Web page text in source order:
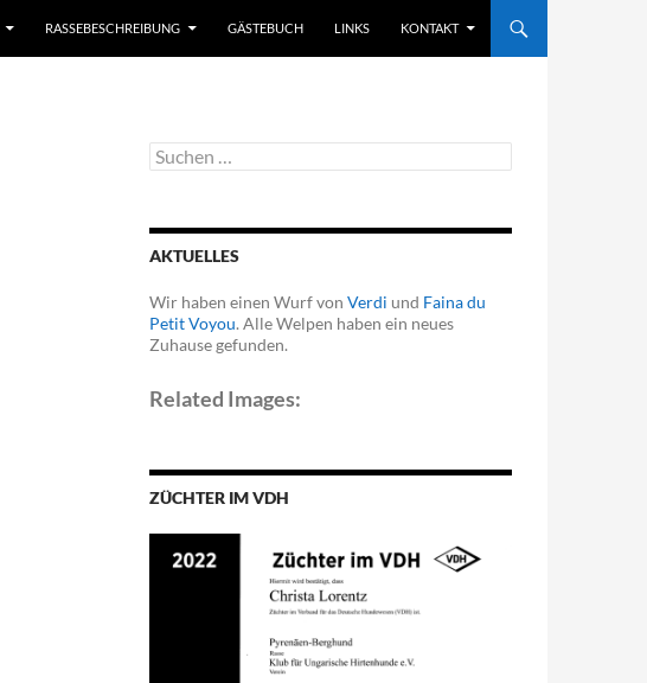
RASSEBESCHREIBUNG GÄSTEBUCH LINKS KONTAKT
Suchen
nach:
AKTUELLES
Wir haben einen Wurf von Verdi und Faina du
Petit Voyou. Alle Welpen haben ein neues
Zuhause gefunden.
Related Images:
ZÜCHTER IM VDH